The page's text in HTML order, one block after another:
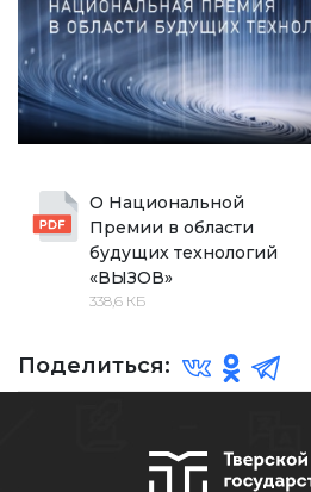
О Национальной
Премии в области
будущих технологий
«ВЫЗОВ»
338,6 КБ
Поделиться: